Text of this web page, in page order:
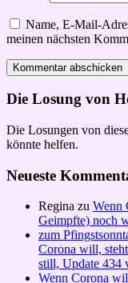
Name, E-Mail-
meinen nächsten
Die Losung von
Die Losungen von
könnte helfen.
Neueste
Regina zu Wenn
Geimpfte) noch
zum
Corona will,
still, Update 434
Wenn Corona